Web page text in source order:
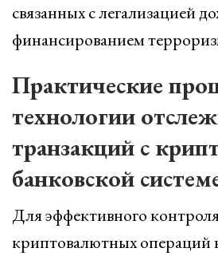
связанных с легализацией
финансированием
Практические
технологии
транзакций с
банковской
Для эффективного
криптовалютных операций